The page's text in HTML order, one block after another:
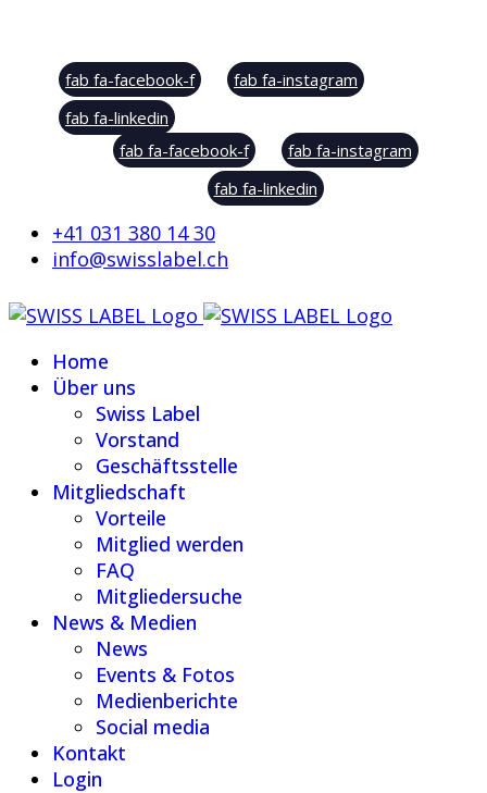
fab fa-facebook-f
fab fa-instagram
fab fa-linkedin
fab fa-facebook-f
fab fa-instagram
fab fa-linkedin
+41 031 380 14 30
info@swisslabel.ch
Home
Über uns
Swiss Label
Vorstand
Geschäftsstelle
Mitgliedschaft
Vorteile
Mitglied werden
FAQ
Mitgliedersuche
News & Medien
News
Events & Fotos
Medienberichte
Social media
Kontakt
Login